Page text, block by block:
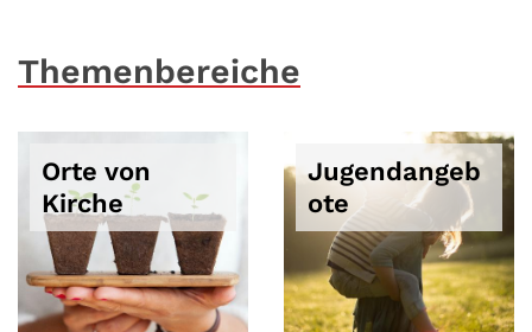
Themenbereiche
Orte von
Kirche
Jugendangeb
ote